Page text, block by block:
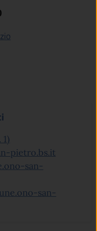
pietro.bs.it
san-
san-